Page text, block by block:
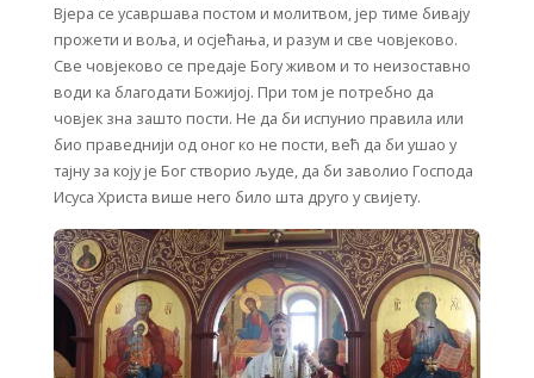
Вјера се усавршава постом и молитвом, јер тиме бивају
прожети и воља, и осјећања, и разум и све човјеково.
Све човјеково се предаје Богу живом и то неизоставно
води ка благодати Божијој. При том је потребно да
човјек зна зашто пости. Не да би испунио правила или
био праведнији од оног ко не пости, већ да би ушао у
тајну за коју је Бог створио људе, да би заволио Господа
Исуса Христа више него било шта друго у свијету.